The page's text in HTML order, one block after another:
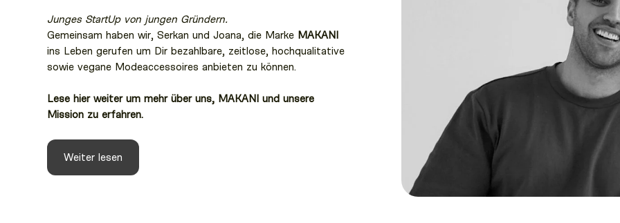
Junges StartUp von jungen Gründern.
Gemeinsam haben wir, Serkan und Joana, die Marke MAKANI
ins Leben gerufen um Dir bezahlbare, zeitlose, hochqualitative
sowie vegane Modeaccessoires anbieten zu können.
Lese hier weiter um mehr über uns, MAKANI und unsere
Mission zu erfahren.
Weiter lesen